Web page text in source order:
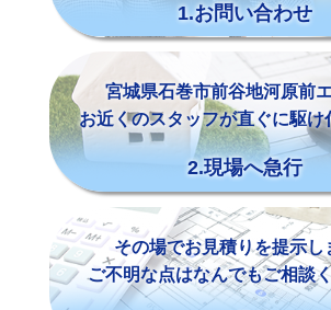
1.お問い合わせ
宮城県石巻市前谷地河原前
お近くのスタッフが直ぐに駆け
2.現場へ急行
その場でお見積りを提示し
ご不明な点はなんでもご相談